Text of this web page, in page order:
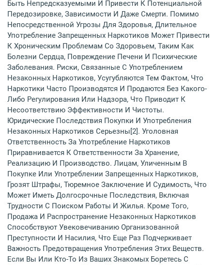
Быть Непредсказуемыми И Привести К Потенциальной
Передозировке, Зависимости И Даже Смерти. Помимо
Непосредственной Угрозы Для Здоровья, Длительное
Употребление Запрещенных Наркотиков Может Привести
К Хроническим Проблемам Со Здоровьем, Таким Как
Болезни Сердца, Повреждение Печени И Психические
Заболевания. Риски, Связанные С Употреблением
Незаконных Наркотиков, Усугубляются Тем Фактом, Что
Наркотики Часто Производятся И Продаются Без Какого-
Либо Регулирования Или Надзора, Что Приводит К
Несоответствию Эффективности И Чистоты.
Юридические Последствия Покупки И Употребления
Незаконных Наркотиков Серьезны[2]. Уголовная
Ответственность За Употребление Наркотиков
Приравнивается К Ответственности За Хранение,
Реализацию И Производство. Лицам, Уличенным В
Покупке Или Употреблении Запрещенных Наркотиков,
Грозят Штрафы, Тюремное Заключение И Судимость, Что
Может Иметь Долгосрочные Последствия, Включая
Трудности С Поиском Работы И Жилья. Кроме Того,
Продажа И Распространение Незаконных Наркотиков
Способствуют Увековечиванию Организованной
Преступности И Насилия, Что Еще Раз Подчеркивает
Важность Предотвращения Употребления Этих Веществ.
Если Вы Или Кто-То Из Ваших Знакомых Боретесь С